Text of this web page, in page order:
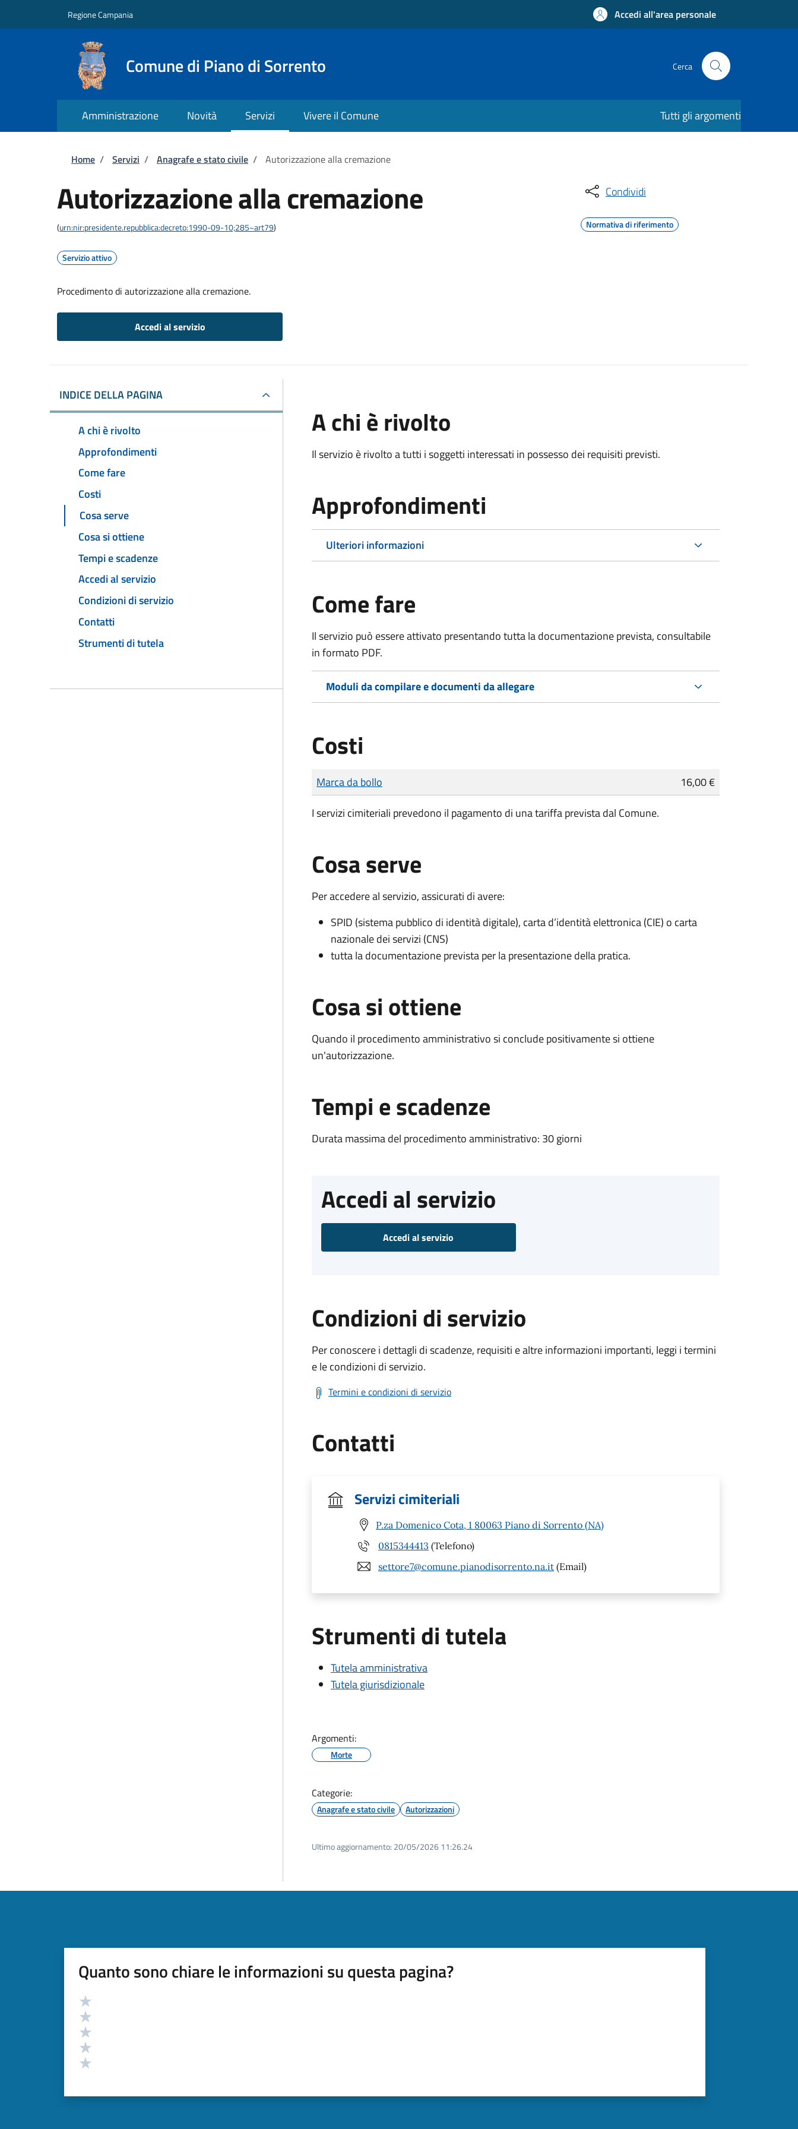
Regione Campania Accedi all'area personale
Comune di Piano di Sorrento Cerca
Amministrazione Novità Servizi Vivere il Comune Tutti gli argomenti
Briciole di pane
Home / Servizi / Anagrafe e stato civile / Autorizzazione alla cremazione
Autorizzazione alla cremazione
(urn:nir:presidente.repubblica:decreto:1990-09-10;285~art79)
Servizio attivo
Procedimento di autorizzazione alla cremazione.
Accedi al servizio
Condividi
Normativa di riferimento
INDICE DELLA PAGINA
A chi è rivolto
Approfondimenti
Come fare
Costi
Cosa serve
Cosa si ottiene
Tempi e scadenze
Accedi al servizio
Condizioni di servizio
Contatti
Strumenti di tutela
A chi è rivolto
Il servizio è rivolto a tutti i soggetti interessati in possesso dei requisiti previsti.
Approfondimenti
Ulteriori informazioni
Come fare
Il servizio può essere attivato presentando tutta la documentazione prevista, consultabile
in formato PDF.
Moduli da compilare e documenti da allegare
Costi
Tipo di pagamento
Importo
Marca da bollo
16,00 €
I servizi cimiteriali prevedono il pagamento di una tariffa prevista dal Comune.
Cosa serve
Per accedere al servizio, assicurati di avere:
SPID (sistema pubblico di identità digitale), carta d’identità elettronica (CIE) o carta
nazionale dei servizi (CNS)
tutta la documentazione prevista per la presentazione della pratica.
Cosa si ottiene
Quando il procedimento amministrativo si conclude positivamente si ottiene
un'autorizzazione.
Tempi e scadenze
Durata massima del procedimento amministrativo: 30 giorni
Accedi al servizio
Accedi al servizio
Condizioni di servizio
Per conoscere i dettagli di scadenze, requisiti e altre informazioni importanti, leggi i termini
e le condizioni di servizio.
Termini e condizioni di servizio
Contatti
Servizi cimiteriali
P.za Domenico Cota, 1 80063 Piano di Sorrento (NA)
0815344413 (Telefono)
settore7@comune.pianodisorrento.na.it (Email)
Strumenti di tutela
Tutela amministrativa
Tutela giurisdizionale
Argomenti:
Morte
Categorie:
Anagrafe e stato civile Autorizzazioni
Ultimo aggiornamento: 20/05/2026 11:26.24
Quanto sono chiare le informazioni su questa pagina?
Valutazione